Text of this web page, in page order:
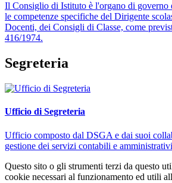
Il Consiglio di Istituto è l'organo di governo
le competenze specifiche del Dirigente
Docenti, dei Consigli di Classe, come
416/1974.
Segreteria
Ufficio di Segreteria
Ufficio composto dal DSGA e dai suoi
gestione dei servizi contabili e
Questo sito o gli strumenti terzi da questo
cookie necessari al funzionamento ed utili